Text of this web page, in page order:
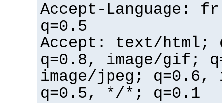
Accept-Language:
q=0.5
Accept: text/html;
q=0.8, image/gif;
image/jpeg; q=0.6,
q=0.5, */*; q=0.1